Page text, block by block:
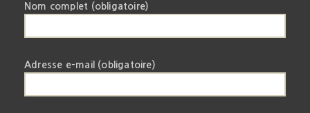
Nom complet (obligatoire)
Adresse e-mail (obligatoire)